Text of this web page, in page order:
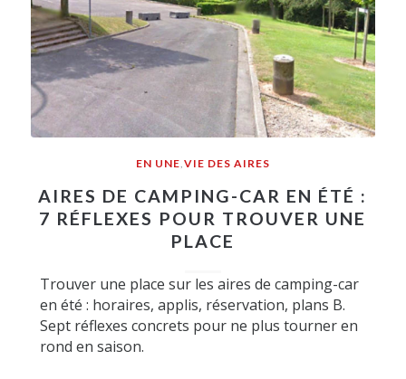
EN UNE,VIE DES AIRES
AIRES DE CAMPING-CAR EN ÉTÉ :
7 RÉFLEXES POUR TROUVER UNE
PLACE
Trouver une place sur les aires de camping-car
en été : horaires, applis, réservation, plans B.
Sept réflexes concrets pour ne plus tourner en
rond en saison.